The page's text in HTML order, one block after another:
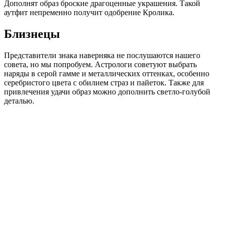
Дополнят образ броские драгоценные украшения. Такой
аутфит непременно получит одобрение Кролика.
Близнецы
Представители знака наверняка не послушаются нашего
совета, но мы попробуем. Астрологи советуют выбрать
наряды в серой гамме и металлических оттенках, особенно
серебристого цвета с обилием страз и пайеток. Также для
привлечения удачи образ можно дополнить светло-голубой
деталью.